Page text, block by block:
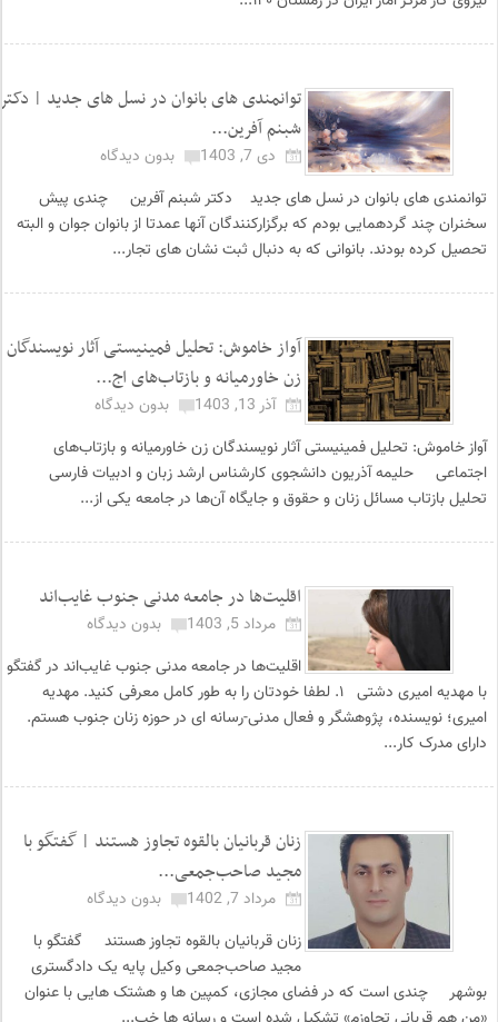
توانمندی های بانوان در نسل های جدید | دکتر
شبنم آفرین...
دی 7, 1403
بدون دیدگاه
توانمندی های بانوان در نسل های جدید دکتر شبنم آفرین چندی پیش
سخنران چند گردهمایی بودم که برگزارکنندگان آنها عمدتا از بانوان جوان و البته
تحصیل کرده بودند. بانوانی که به دنبال ثبت نشان های تجار...
آواز خاموش: تحلیل فمینیستی آثار نویسندگان
زن خاورمیانه و بازتاب‌های اج...
آذر 13, 1403
بدون دیدگاه
آواز خاموش: تحلیل فمینیستی آثار نویسندگان زن خاورمیانه و بازتاب‌های
اجتماعی حلیمه آذریون دانشجوی کارشناس ارشد زبان و ادبیات فارسی
تحلیل بازتاب مسائل زنان و حقوق و جایگاه آن‌ها در جامعه یکی از...
اقلیت‌ها در جامعه مدنی جنوب غایب‌اند
مرداد 5, 1403
بدون دیدگاه
اقلیت‌ها در جامعه مدنی جنوب غایب‌اند در گفتگو
با مهدیه امیری دشتی ۱. لطفا خودتان را به طور کامل معرفی کنید. مهدیه
امیری؛ نویسنده، پژوهشگر و فعال مدنی-رسانه ای در حوزه زنان جنوب هستم.
دارای مدرک کار...
زنان قربانیان بالقوه تجاوز هستند | گفتگو با
مجید صاحب‌جمعی...
مرداد 7, 1402
بدون دیدگاه
زنان قربانیان بالقوه تجاوز هستند گفتگو با
مجید صاحب‌جمعی وکیل پایه یک دادگستری
بوشهر چندی است که در فضای مجازی، کمپین ها و هشتک هایی با عنوان